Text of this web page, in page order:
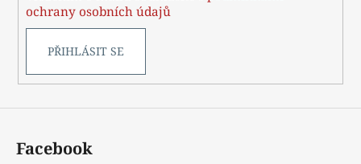
ochrany osobních údajů
PŘIHLÁSIT SE
Facebook